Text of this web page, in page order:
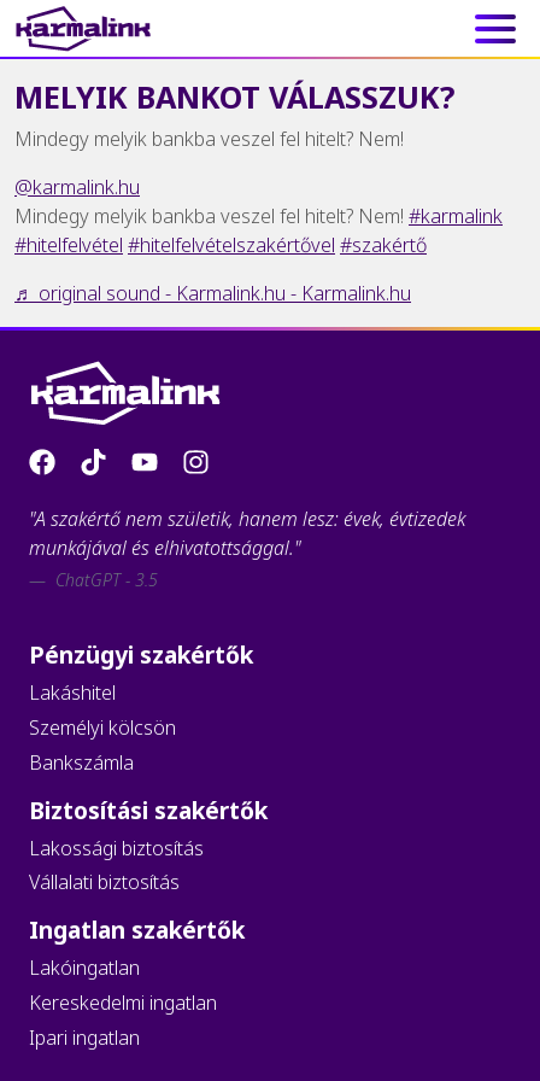
Main Navigation
MELYIK BANKOT VÁLASSZUK?
Mindegy melyik bankba veszel fel hitelt? Nem!
@karmalink.hu
Mindegy melyik bankba veszel fel hitelt? Nem! #karmalink
#hitelfelvétel #hitelfelvételszakértővel #szakértő
♬ original sound - Karmalink.hu - Karmalink.hu
"A szakértő nem születik, hanem lesz: évek, évtizedek
munkájával és elhivatottsággal."
ChatGPT - 3.5
Pénzügyi szakértők
Lakáshitel
Személyi kölcsön
Bankszámla
Biztosítási szakértők
Lakossági biztosítás
Vállalati biztosítás
Ingatlan szakértők
Lakóingatlan
Kereskedelmi ingatlan
Ipari ingatlan